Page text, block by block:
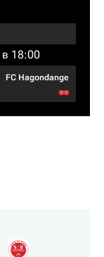
18:00
FC Hagondange